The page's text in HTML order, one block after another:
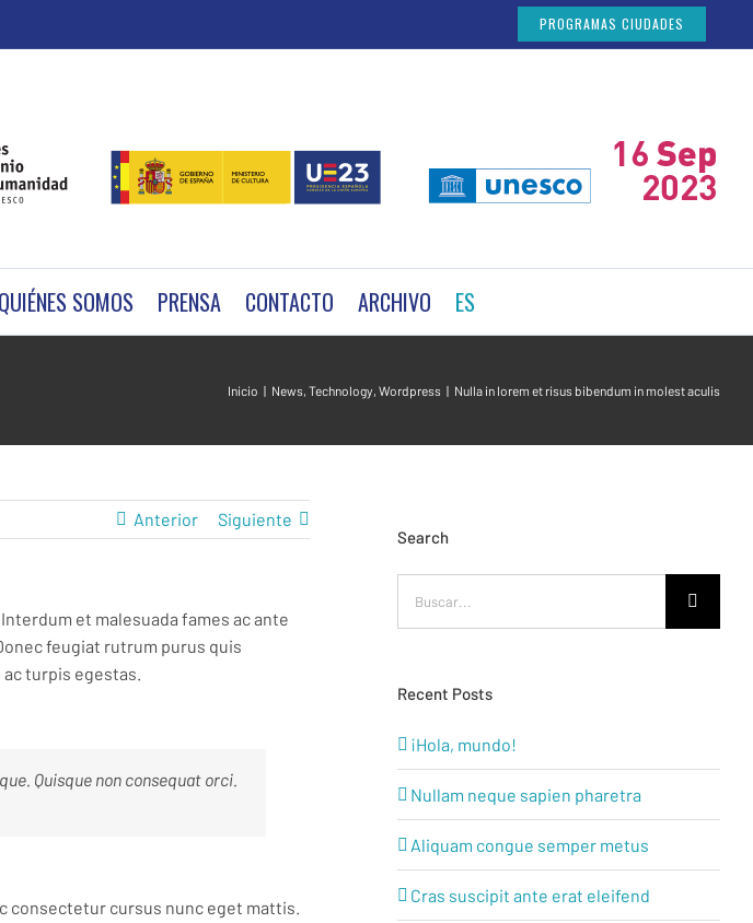
PROGRAMAS CIUDADES
QUIÉNES SOMOS PRENSA CONTACTO ARCHIVO ES
Inicio | News Technology Wordpress | Nulla in lorem et risus bibendum in molest aculis
Anterior Siguiente
et malesuada fames ac ante
feugiat rutrum purus quis
turpis egestas.
Quisque non consequat orci.
consectetur cursus nunc eget mattis.
Search
Recent Posts
¡Hola, mundo!
Nullam neque sapien pharetra
Aliquam congue semper metus
Cras suscipit ante erat eleifend